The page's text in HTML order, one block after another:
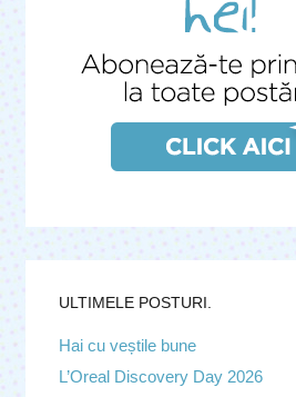
ULTIMELE POSTURI.
Hai cu veștile bune
L’Oreal Discovery Day 2026